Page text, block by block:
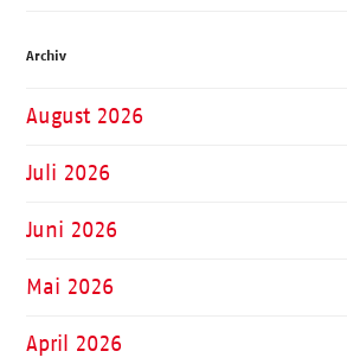
Archiv
August 2026
Juli 2026
Juni 2026
Mai 2026
April 2026